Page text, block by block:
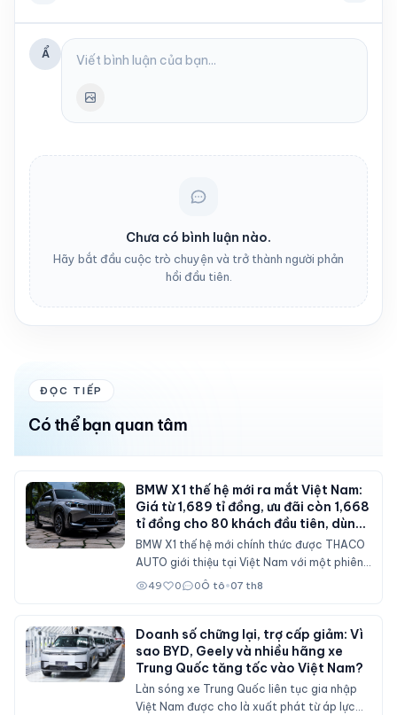
Ẩ
Chưa có bình luận nào.
Hãy bắt đầu cuộc trò chuyện và trở thành người phản
hồi đầu tiên.
ĐỌC TIẾP
Có thể bạn quan tâm
BMW X1 thế hệ mới ra mắt Việt Nam:
Giá từ 1,689 tỉ đồng, ưu đãi còn 1,668
tỉ đồng cho 80 khách đầu tiên, dùng
máy 2.0 tăng áp 204 mã lực
BMW X1 thế hệ mới chính thức được THACO
AUTO giới thiệu tại Việt Nam với một phiên
bản sDrive20i. Mẫu SAV cỡ nhỏ được nâng
nghệ hỗ trợ lái.
49 0 0Ô tô•07 th8
Doanh số chững lại, trợ cấp giảm: Vì
sao BYD, Geely và nhiều hãng xe
Trung Quốc tăng tốc vào Việt Nam?
Làn sóng xe Trung Quốc liên tục gia nhập
Việt Nam được cho là xuất phát từ áp lực